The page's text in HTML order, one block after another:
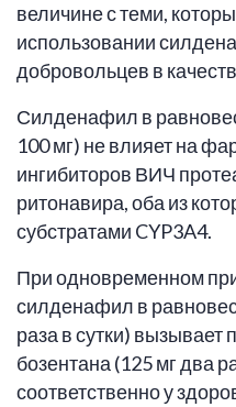
величине с теми,
использовании
добровольцев в
Силденафил в
100 мг) не влияет на
ингибиторов ВИЧ
ритонавира, оба из
субстратами CYP3A4.
При одновременном
силденафил в
раза в сутки) вызывает
бозентана (125 мг два
соответственно у